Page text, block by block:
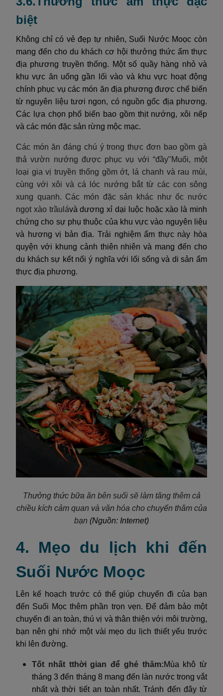
biệt
Không chỉ có vẻ đẹp tự nhiên, Suối Nước Moọc còn
mang đến cho du khách cơ hội thưởng thức ẩm thực
địa phương truyền thống. Một số quầy hàng nhỏ và
khu vực ăn uống gần lối vào và khu vực hoạt động
chính phục vụ các món ăn địa phương được chế biến
từ nguyên liệu tươi ngon, có nguồn gốc địa phương.
Các lựa chọn phổ biến bao gồm thịt nướng, xôi nếp
và các món đặc sản rừng mộc mạc.
Các món ăn đáng chú ý trong thực đơn bao gồm gà
thả vườn nướng được phục vụ với “đầy"Muối, một
loại gia vị truyền thống gồm ớt, lá chanh và rau mùi,
cùng với xôi và cá lóc nướng bắt từ các con sông
xung quanh. Các món đặc sản khác như ốc nước
ngọt xào trầulávà dương xỉ dại luộc hoặc xào là minh
chứng cho sự phụ thuộc của khu vực vào nguyên liệu
và hương vị bản địa. Trải nghiệm ẩm thực này hòa
quyện với khung cảnh thiên nhiên và mang đến cho
du khách sự kết nối ý nghĩa với lối sống và di sản ẩm
thực địa phương.
Thưởng thức bữa ăn bên suối sẽ làm tăng thêm cả
chiều kích cảm quan và văn hóa cho chuyến thăm của
bạn (Nguồn: Internet)
4. Mẹo du lịch khi đến
Suối Nước Moọc
Lên kế hoạch trước có thể giúp chuyến đi của bạn
đến Suối Mọc thêm phần trọn vẹn. Để đảm bảo một
chuyến đi an toàn, thú vị và thân thiện với môi trường,
bạn nên ghi nhớ một vài mẹo du lịch thiết yếu trước
khi lên đường.
Tốt nhất tthời gian để ghé thăm:Mùa khô từ
tháng 3 đến tháng 8 mang đến làn nước trong vắt
nhất và thời tiết an toàn nhất. Tránh đến đây từ